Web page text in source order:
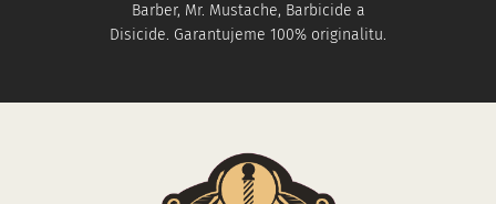
Barber, Mr. Mustache, Barbicide a
Disicide. Garantujeme 100% originalitu.